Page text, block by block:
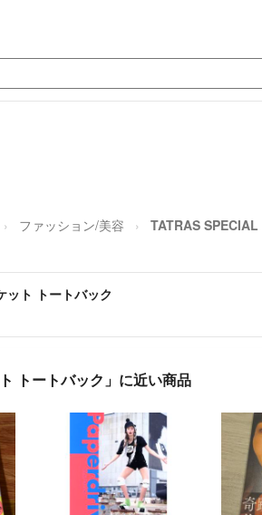
ファッション/美容 TATRAS
ト トートバック
トートバック」に近い商品